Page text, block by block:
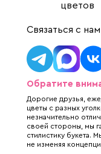
цветов
Связаться с
Обратите
Дорогие друзья,
цветы с разных
незначительно
своей стороны, мы
стилистику букета.
не изменяя